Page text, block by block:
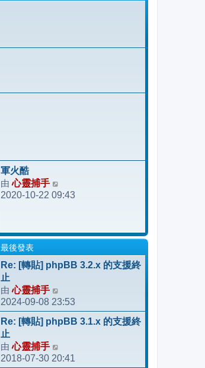
軍火酷
由心靈捕手
視
發
2020-10-22 09:43
最後發表
Re: [轉貼] phpBB 3.2.x 的支援終
止
由心靈捕手
視
最
後
表
2024-09-08 23:53
Re: [轉貼] phpBB 3.1.x 的支援終
止
由心靈捕手
視
2018-07-30 20:41